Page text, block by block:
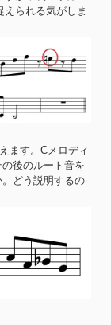
られる気がしま
ます。Cメロディ
後のルート音を
どう説明するの